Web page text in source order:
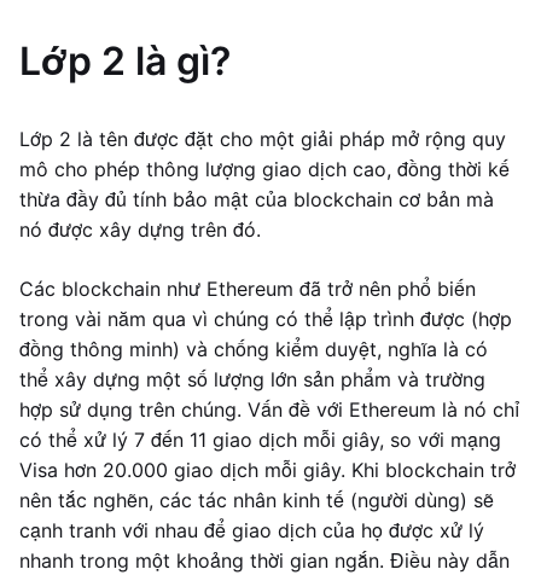
Lớp 2 là gì?
Lớp 2 là tên được đặt cho một giải pháp mở rộng quy
mô cho phép thông lượng giao dịch cao, đồng thời kế
thừa đầy đủ tính bảo mật của blockchain cơ bản mà
nó được xây dựng trên đó.
Các blockchain như Ethereum đã trở nên phổ biến
trong vài năm qua vì chúng có thể lập trình được (hợp
đồng thông minh) và chống kiểm duyệt, nghĩa là có
thể xây dựng một số lượng lớn sản phẩm và trường
hợp sử dụng trên chúng. Vấn đề với Ethereum là nó chỉ
có thể xử lý 7 đến 11 giao dịch mỗi giây, so với mạng
Visa hơn 20.000 giao dịch mỗi giây. Khi blockchain trở
nên tắc nghẽn, các tác nhân kinh tế (người dùng) sẽ
cạnh tranh với nhau để giao dịch của họ được xử lý
nhanh trong một khoảng thời gian ngắn. Điều này dẫn